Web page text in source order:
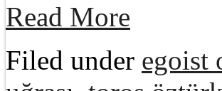
Read More
Filed under egoist